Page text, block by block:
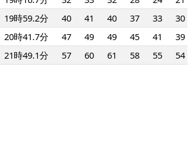
19時59.2分 40 41 40 37 33
30
20時41.7分 47 49 49 45 41
39
21時49.1分 57 60 61 58 55 54